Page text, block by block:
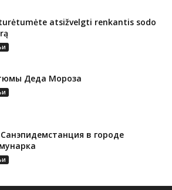
atsižvelgti renkantis sodo
Деда Мороза
в городе